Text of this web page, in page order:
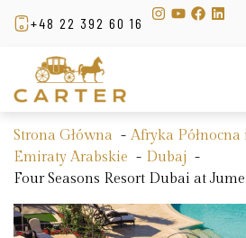
+48 22 392 60 16
Strona Główna
Afryka
Emiraty Arabskie
Dubaj
Four Seasons Resort Dubai at